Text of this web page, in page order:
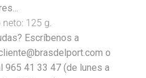
neto: 125 g.
Escríbenos a
o
965 41 33 47 (de lunes a